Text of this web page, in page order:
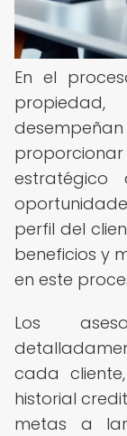
En el
estratégico
perfil del
beneficios y
en este
Los
cada
historial
metas a